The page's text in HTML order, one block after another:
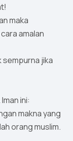
maka
amalan
sempurna jika
ini:
makna yang
orang muslim.